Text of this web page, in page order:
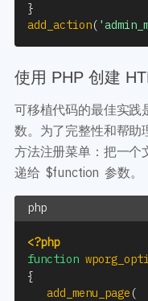
}
add_action(
使用 PHP 创建
可移植代码的最佳实践
数。为了完整性和帮助
方法注册菜单：把一
递给 $function 参数。
<?php
function
{
add_menu_page(